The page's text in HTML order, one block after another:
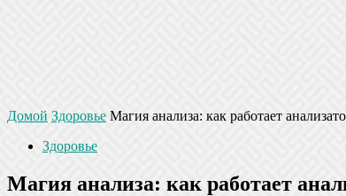
Домой Здоровье Магия анализа: как работает
Здоровье
Магия анализа: как работает